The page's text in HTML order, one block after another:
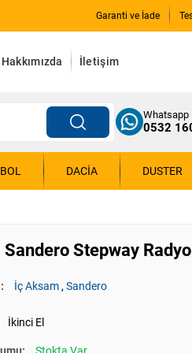
Garanti ve İade
Hakkımızda İletişim
Whatsapp
0532
DACIA DUSTER
Sandero Stepway
İç Aksam,Sandero
İkinci El